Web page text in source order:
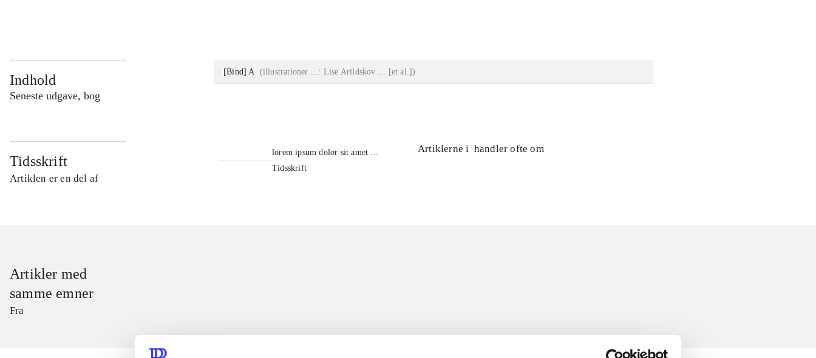
Indhold
Seneste udgave, bog
[Bind] A (illustrationer ...: Lise Arildskov ... [et al.])
Tidsskrift
Artiklen er en del af
lorem ipsum dolor sit amet ...
Tidsskrift
Artiklerne i handler ofte om
Artikler med
samme emner
Fra